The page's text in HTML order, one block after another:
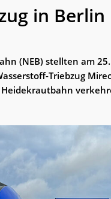
in Berlin
(NEB) stellten am
Triebzug
Heidekrautbahn